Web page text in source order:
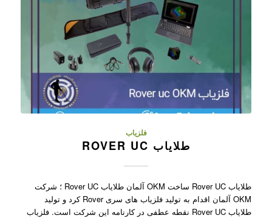
فلزیاب
طلایاب ROVER UC
طلایاب Rover UC ساخت OKM آلمان طلایاب Rover UC ؛ شرکت
OKM آلمان اقدام به تولید فلزیاب های سری Rover کرد و تولید
طلایاب Rover UC نقطه عطفی در کارنامه این شرکت است. فلزیاب